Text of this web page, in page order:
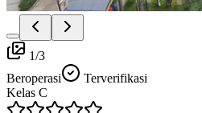
1/3
Beroperasi
Terverifikasi
Kelas C